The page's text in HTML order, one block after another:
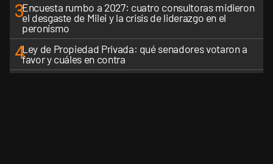
3Encuesta rumbo a 2027: cuatro consultoras midieron
el desgaste de Milei y la crisis de liderazgo en el
peronismo
4Ley de Propiedad Privada: qué senadores votaron a
favor y cuáles en contra